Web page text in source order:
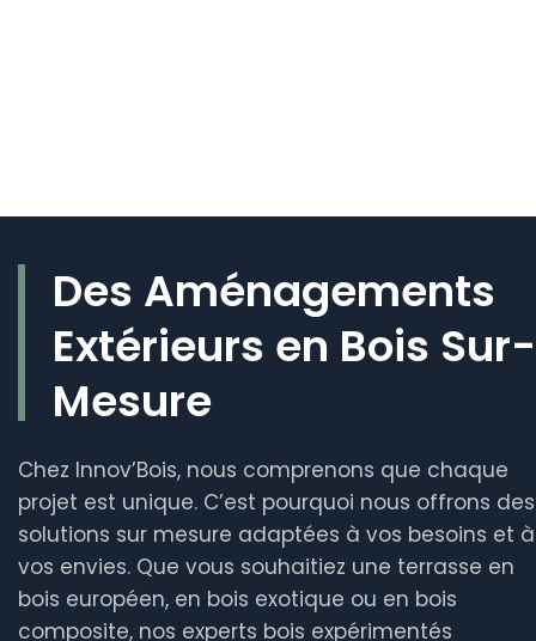
Des Aménagements
Extérieurs en Bois Sur-
Mesure
Chez Innov’Bois, nous comprenons que chaque
projet est unique. C’est pourquoi nous offrons des
solutions sur mesure adaptées à vos besoins et à
vos envies. Que vous souhaitiez une terrasse en
bois européen, en bois exotique ou en bois
composite, nos experts bois expérimentés